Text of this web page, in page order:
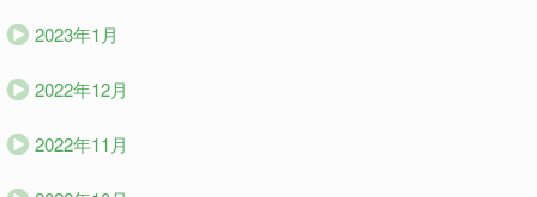
2023年1月
2022年12月
2022年11月